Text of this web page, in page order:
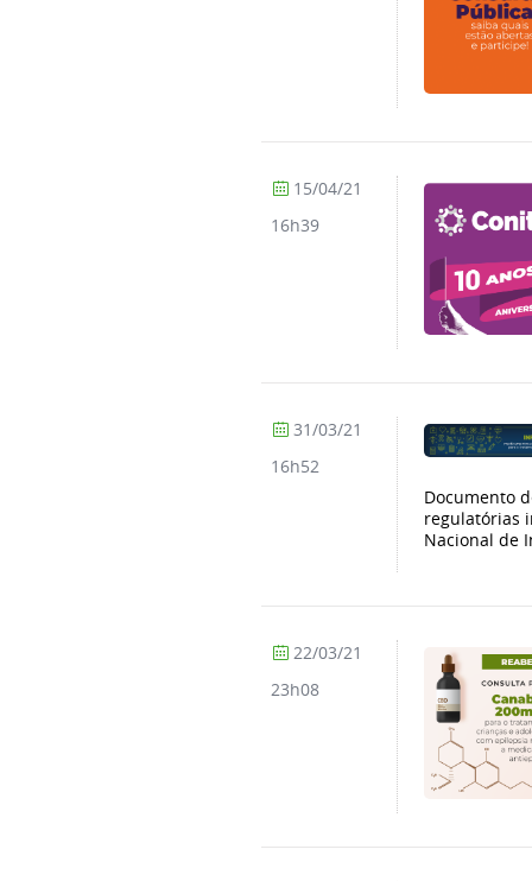
15/04/21
16h39
Documento
regulatórias
Nacional de
31/03/21
16h52
22/03/21
23h08